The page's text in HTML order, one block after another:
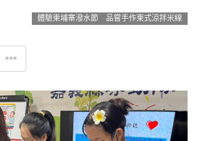
體驗柬埔寨潑水節 品嘗手作柬式涼拌米線